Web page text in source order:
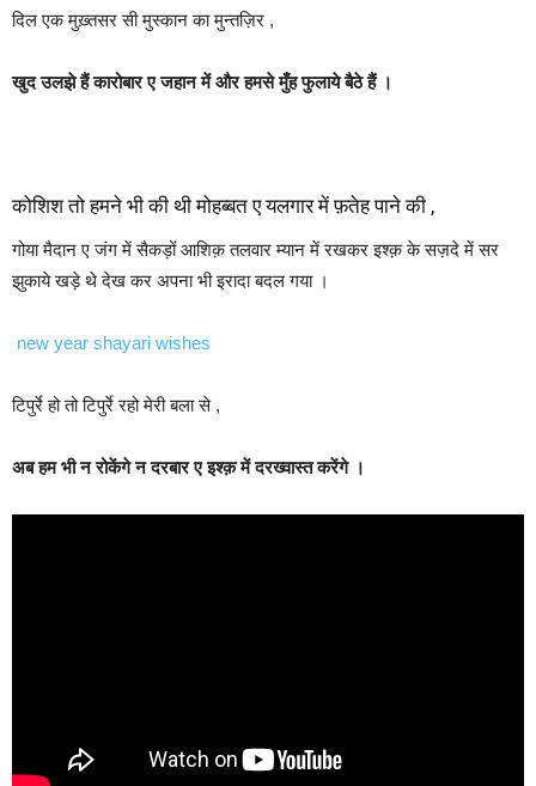
दिल एक मुख़्तसर सी मुस्कान का मुन्तज़िर ,
खुद उलझे हैं कारोबार ए जहान में और हमसे मुँह फुलाये बैठे हैं ।
कोशिश तो हमने भी की थी मोहब्बत ए यलगार में फ़तेह पाने की ,
गोया मैदान ए जंग में सैकड़ों आशिक़ तलवार म्यान में रखकर इश्क़ के सज़दे में सर
झुकाये खड़े थे देख कर अपना भी इरादा बदल गया ।
new year shayari wishes
टिपुर्रे हो तो टिपुर्रे रहो मेरी बला से ,
अब हम भी न रोकेंगे न दरबार ए इश्क़ में दरख्वास्त करेंगे ।